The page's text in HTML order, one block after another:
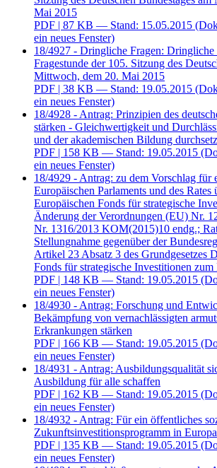
Mai 2015
PDF | 87 KB — Stand: 15.05.2015
ein neues Fenster)
18/4927 - Dringliche Fragen: Dringliche
Fragestunde der 105. Sitzung des
Mittwoch, dem 20. Mai 2015
PDF | 38 KB — Stand: 19.05.2015
ein neues Fenster)
18/4928 - Antrag: Prinzipien des
stärken - Gleichwertigkeit und
und der akademischen Bildung
PDF | 158 KB — Stand: 19.05.2015
ein neues Fenster)
18/4929 - Antrag: zu dem Vorschlag für
Europäischen Parlaments und des Rates
Europäischen Fonds für strategische
Änderung der Verordnungen (EU) Nr.
Nr. 1316/2013 KOM(2015)10 endg.;
Stellungnahme gegenüber der
Artikel 23 Absatz 3 des Grundgesetzes
Fonds für strategische Investitionen
PDF | 148 KB — Stand: 19.05.2015
ein neues Fenster)
18/4930 - Antrag: Forschung und
Bekämpfung von vernachlässigten
Erkrankungen stärken
PDF | 166 KB — Stand: 19.05.2015
ein neues Fenster)
18/4931 - Antrag: Ausbildungsqualität
Ausbildung für alle schaffen
PDF | 162 KB — Stand: 19.05.2015
ein neues Fenster)
18/4932 - Antrag: Für ein öffentliches
Zukunftsinvestitionsprogramm in Europa
PDF | 135 KB — Stand: 19.05.2015
ein neues Fenster)